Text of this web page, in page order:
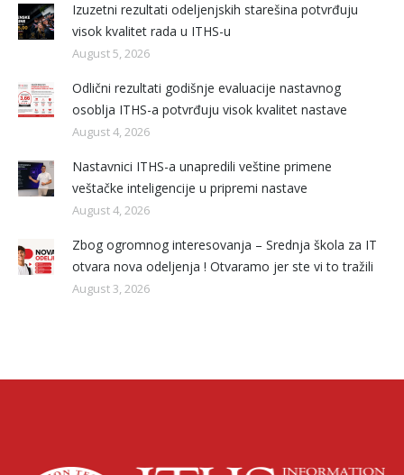
Izuzetni rezultati odeljenjskih starešina potvrđuju
visok kvalitet rada u ITHS-u
August 5, 2026
Odlični rezultati godišnje evaluacije nastavnog
osoblja ITHS-a potvrđuju visok kvalitet nastave
August 4, 2026
Nastavnici ITHS-a unapredili veštine primene
veštačke inteligencije u pripremi nastave
August 4, 2026
Zbog ogromnog interesovanja – Srednja škola za IT
otvara nova odeljenja ! Otvaramo jer ste vi to tražili
August 3, 2026